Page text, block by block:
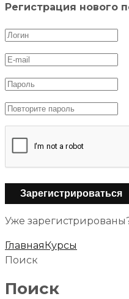
Регистрация нового
Уже
ГлавнаяКурсы
Поиск
Поиск